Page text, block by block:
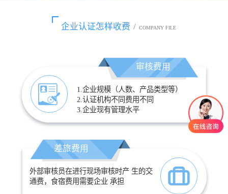
企业认证怎样收费 / COMPANY FILE
审核费用
1.企业规模（人数、产品类型等）
2.认证机构不同费用不同
3.企业现有管理水平
差旅费用
外部审核员在进行现场审核时产 生的交
通费，食宿费用需要企业 承担